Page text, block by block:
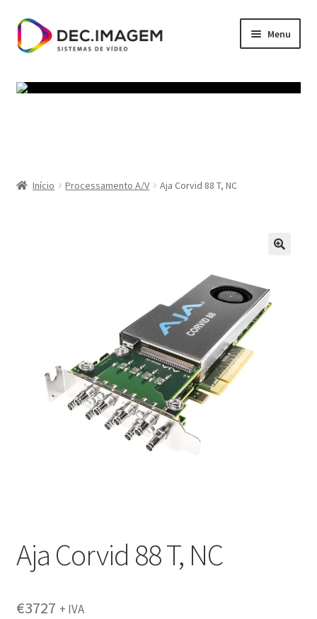
Ir
para
navegação
Saltar
para
conteúdo
Menu
Carrinho
Início Processamento A/V Aja Corvid 88 T, NC
Aja Corvid 88 T, NC
€3727 + IVA